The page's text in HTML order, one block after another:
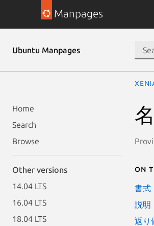
Manpages
Ubuntu Manpages
Home
Search
Browse
Other versions
14.04 LTS
16.04 LTS
18.04 LTS
On
書式
説明
返り